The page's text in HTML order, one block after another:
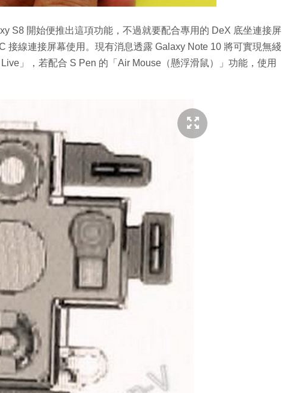
S8 開始便推出這項功能，不過就要配合專用的 DeX 底坐連接屏
接線連接屏幕使用。現有消息透露 Galaxy Note 10 將可實現無綫
」，若配合 S Pen 的「Air Mouse（懸浮滑鼠）」功能，使用